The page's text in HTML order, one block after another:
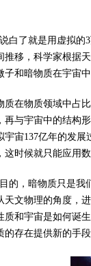
白了就是用虚拟
移，科学家根据
和暗物质在宇宙中
在物质领域中占
与宇宙中的结构
宙137亿年的发
时候就只能应用
的，暗物质只是
文物理的角度，
和宇宙是如何诞
存在提供新的手段